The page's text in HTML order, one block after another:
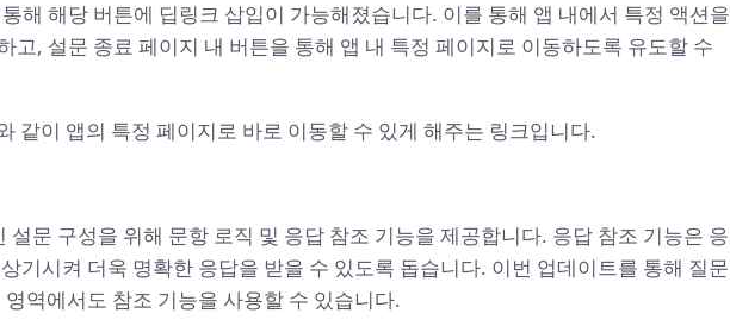
해 해당 버튼에 딥링크 삽입이 가능해졌습니다. 이를 통해 앱 내에서 특정 액션을
고, 설문 종료 페이지 내 버튼을 통해 앱 내 특정 페이지로 이동하도록 유도할 수
같이 앱의 특정 페이지로 바로 이동할 수 있게 해주는 링크입니다.
설문 구성을 위해 문항 로직 및 응답 참조 기능을 제공합니다. 응답 참조 기능은 응
기시켜 더욱 명확한 응답을 받을 수 있도록 돕습니다. 이번 업데이트를 통해 질문
역에서도 참조 기능을 사용할 수 있습니다.